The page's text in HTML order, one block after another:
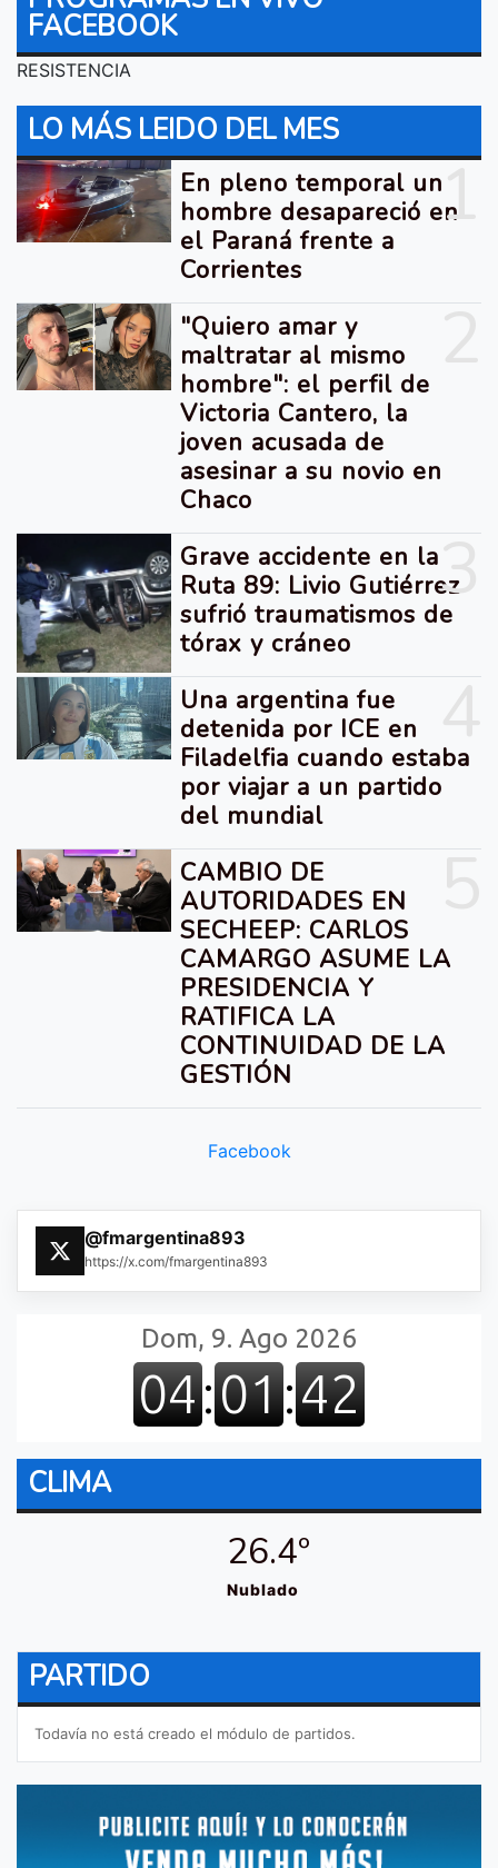
FACEBOOK
RESISTENCIA
LO MÁS LEIDO DEL MES
1
En pleno temporal un
hombre desapareció en
el Paraná frente a
Corrientes
"Quiero amar y
maltratar al mismo
hombre": el perfil de
Victoria Cantero, la
joven acusada de
asesinar a su novio en
Chaco
3
Grave accidente en la
Ruta 89: Livio Gutiérrez
sufrió traumatismos de
tórax y cráneo
Una argentina fue
detenida por ICE en
Filadelfia cuando estaba
por viajar a un partido
del mundial
CAMBIO DE
AUTORIDADES EN
SECHEEP: CARLOS
CAMARGO ASUME LA
PRESIDENCIA Y
RATIFICA LA
CONTINUIDAD DE LA
GESTIÓN
Facebook
@fmargentina893
https://x.com/fmargentina893
CLIMA
26.4º
Nublado
PARTIDO
Todavía no está creado el módulo de partidos.